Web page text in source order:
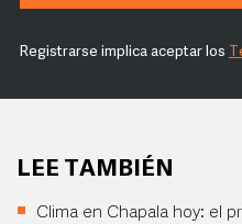
Registrarse implica aceptar los
LEE TAMBIÉN
Clima en Chapala hoy: el